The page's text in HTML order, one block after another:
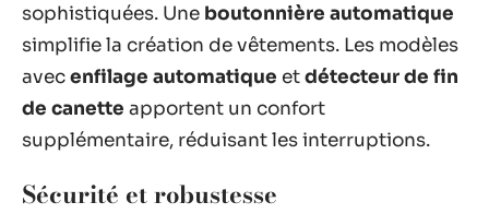
sophistiquées. Une boutonnière automatique
simplifie la création de vêtements. Les modèles
avecenfilage automatique etdétecteur de fin
de canette apportent un confort
supplémentaire, réduisant les interruptions.
Sécurité et robustesse